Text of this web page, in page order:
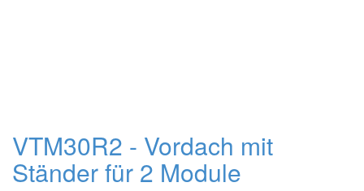
VTM30R2 - Vordach mit
Ständer für 2 Module